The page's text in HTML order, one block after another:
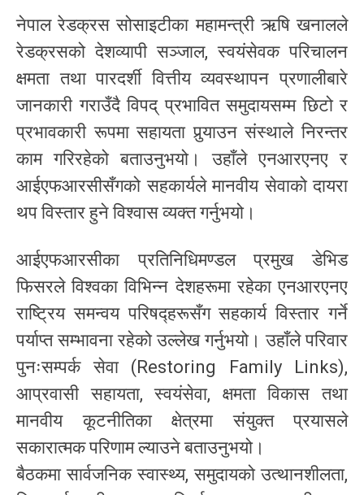
नेपाल रेडक्रस सोसाइटीका महामन्त्री ऋषि खनालले
रेडक्रसको देशव्यापी सञ्जाल, स्वयंसेवक परिचालन
क्षमता तथा पारदर्शी वित्तीय व्यवस्थापन प्रणालीबारे
जानकारी गराउँदै विपद् प्रभावित समुदायसम्म छिटो र
प्रभावकारी रूपमा सहायता पुर्‍याउन संस्थाले निरन्तर
काम गरिरहेको बताउनुभयो। उहाँले एनआरएनए र
आईएफआरसीसँगको सहकार्यले मानवीय सेवाको दायरा
थप विस्तार हुने विश्वास व्यक्त गर्नुभयो।
आईएफआरसीका प्रतिनिधिमण्डल प्रमुख डेभिड
फिसरले विश्वका विभिन्न देशहरूमा रहेका एनआरएनए
राष्ट्रिय समन्वय परिषद्हरूसँग सहकार्य विस्तार गर्ने
पर्याप्त सम्भावना रहेको उल्लेख गर्नुभयो। उहाँले परिवार
पुनःसम्पर्क सेवा (Restoring Family Links),
आप्रवासी सहायता, स्वयंसेवा, क्षमता विकास तथा
मानवीय कूटनीतिका क्षेत्रमा संयुक्त प्रयासले
सकारात्मक परिणाम ल्याउने बताउनुभयो।
बैठकमा सार्वजनिक स्वास्थ्य, समुदायको उत्थानशीलता,